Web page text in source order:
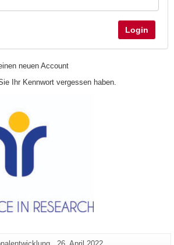
Login
neuen Account
Ihr Kennwort vergessen haben.
Zusätzliche
Letzte